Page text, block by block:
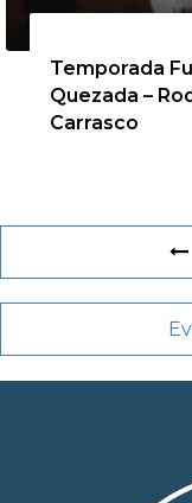
Temporada
Quezada –
Carrasco